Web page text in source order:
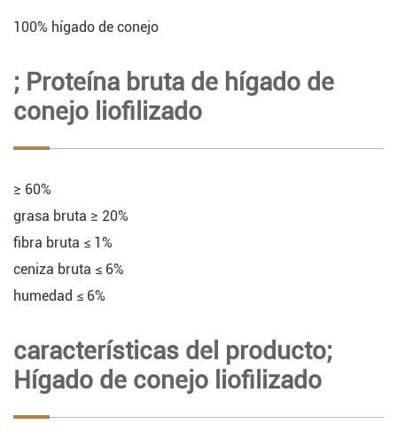
100% hígado de conejo
; Proteína bruta de hígado de
conejo liofilizado
≥ 60%
grasa bruta ≥ 20%
fibra bruta ≤ 1%
ceniza bruta ≤ 6%
humedad ≤ 6%
características del producto;
Hígado de conejo liofilizado